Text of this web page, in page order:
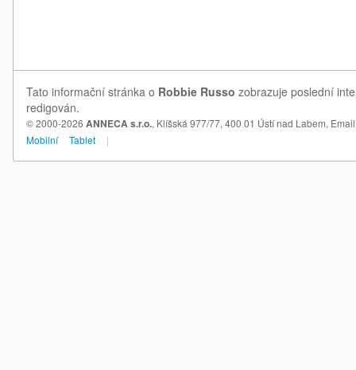
Tato informační stránka o Robbie Russo zobrazuje poslední
redigován.
© 2000-2026 ANNECA s.r.o., Klíšská 977/77, 400 01 Ústí nad Labem,
Mobilní
Tablet |